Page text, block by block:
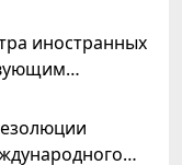
иностранных